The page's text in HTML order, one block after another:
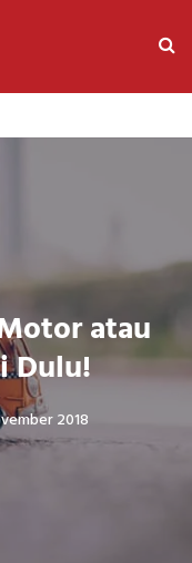
atau
Dulu!
2018